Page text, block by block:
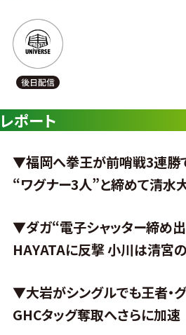
レポート
▼福岡へ拳王が前哨戦3連勝
“ワグナー3人”と締めて清水
▼ダガ“電子シャッター締め
HAYATAに反撃 小川は清宮
▼大岩がシングルでも王者・
GHCタッグ奪取へさらに加速